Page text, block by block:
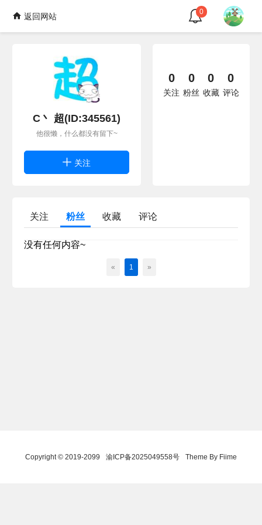
返回网站 0
C丶 超(ID:345561)
他很懒，什么都没有留下~
关注
0
关注
0
粉丝
0
收藏
0
评论
关注 粉丝 收藏 评论
没有任何内容~
« 1 »
Copyright © 2019-2099 渝ICP备2025049558号 Theme By Fiime